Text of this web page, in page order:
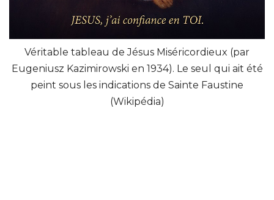
Véritable tableau de Jésus Miséricordieux (par
Eugeniusz Kazimirowski en 1934). Le seul qui ait été
peint sous les indications de Sainte Faustine
(Wikipédia)